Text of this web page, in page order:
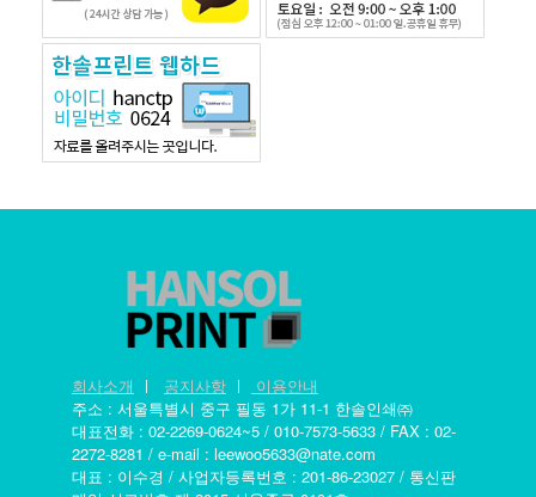
회사소개 ㅣ 공지사항 ㅣ
이용안내
주소 : 서울특별시 중구 필동 1가 11-1 한솔인쇄㈜
대표전화 : 02-2269-0624~5 / 010-7573-5633 / FAX : 02-
2272-8281 / e-mail : leewoo5633@nate.com
대표 : 이수경 / 사업자등록번호 : 201-86-23027 / 통신판